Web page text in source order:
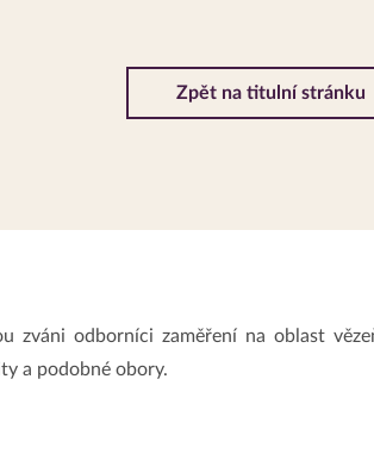
Zpět na titulní stránku
zváni odborníci zaměření na oblast
a podobné obory.